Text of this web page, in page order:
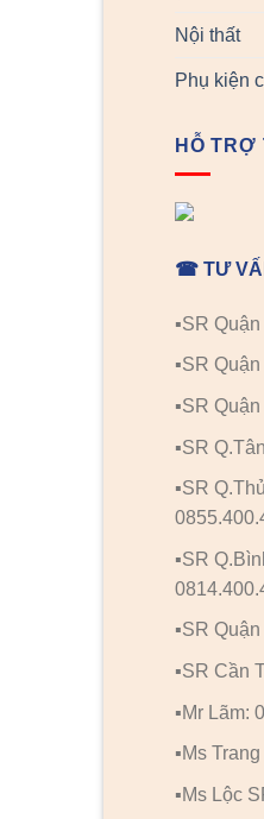
Nội thất
Phụ kiện
HỖ TRỢ
☎ TƯ
▪️SR
▪️SR
▪️SR
▪️SR
▪️SR
▪️SR
▪️SR
▪️SR Cần
▪️Mr Lãm:
▪️Ms
▪️Ms Lộc
Cửa nhựa Đài Loan